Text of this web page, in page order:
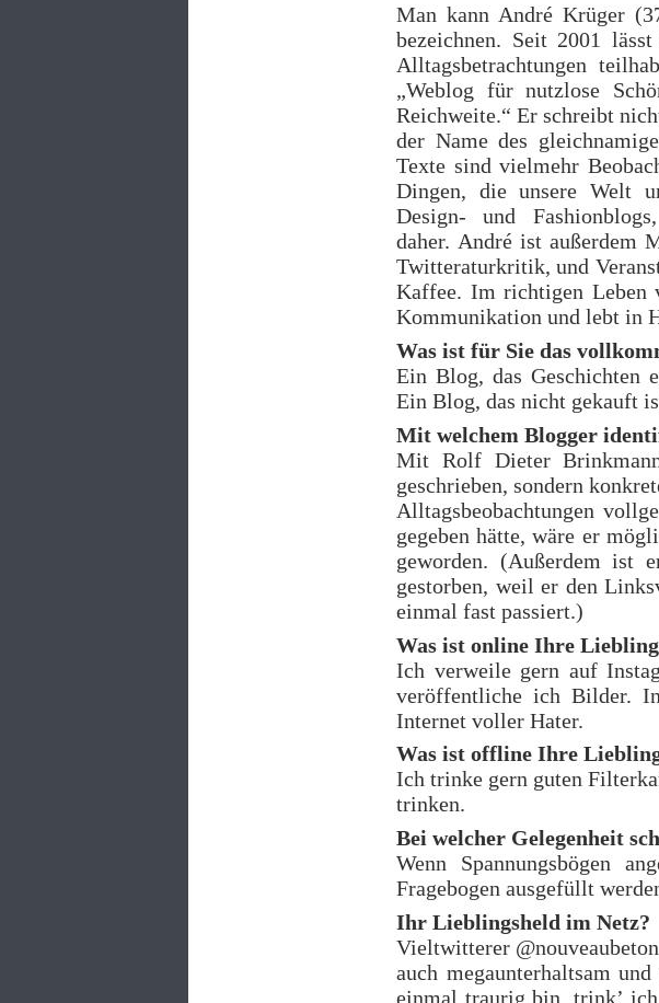
Man kann André Krüger
bezeichnen. Seit 2001
Alltagsbetrachtungen
„Weblog für nutzlose
Reichweite.“ Er schreibt
der Name des
Texte sind vielmehr
Dingen, die unsere Welt
Design- und
daher. André ist außerdem
Twitteraturkritik, und
Kaffee. Im richtigen
Kommunikation und lebt in
Was ist für Sie das
Ein Blog, das Geschichten
Ein Blog, das nicht gekauft
Mit welchem Blogger
Mit Rolf Dieter
geschrieben, sondern
Alltagsbeobachtungen
gegeben hätte, wäre er
geworden. (Außerdem ist
gestorben, weil er den
einmal fast passiert.)
Was ist online Ihre
Ich verweile gern auf
veröffentliche ich Bilder.
Internet voller Hater.
Was ist offline Ihre
Ich trinke gern guten
trinken.
Bei welcher Gelegenheit
Wenn Spannungsbögen
Fragebogen ausgefüllt
Ihr Lieblingsheld im Netz?
Vieltwitterer
auch megaunterhaltsam
einmal traurig bin, trink’